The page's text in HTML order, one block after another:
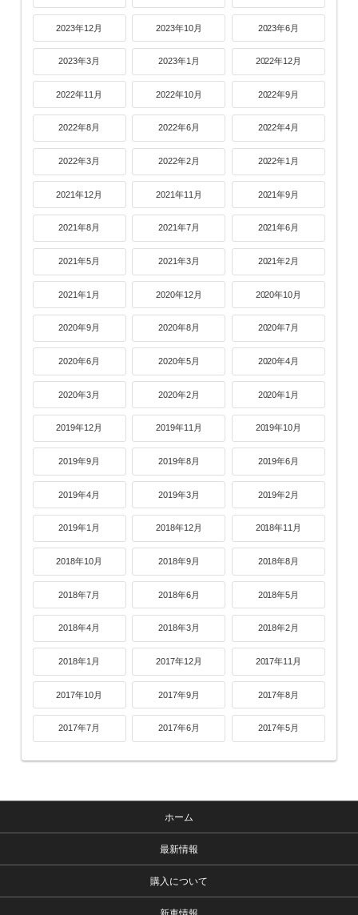
2023年12月 2023年10月 2023年6月
2023年3月 2023年1月 2022年12月
2022年11月 2022年10月 2022年9月
2022年8月 2022年6月 2022年4月
2022年3月 2022年2月 2022年1月
2021年12月 2021年11月 2021年9月
2021年8月 2021年7月 2021年6月
2021年5月 2021年3月 2021年2月
2021年1月 2020年12月 2020年10月
2020年9月 2020年8月 2020年7月
2020年6月 2020年5月 2020年4月
2020年3月 2020年2月 2020年1月
2019年12月 2019年11月 2019年10月
2019年9月 2019年8月 2019年6月
2019年4月 2019年3月 2019年2月
2019年1月 2018年12月 2018年11月
2018年10月 2018年9月 2018年8月
2018年7月 2018年6月 2018年5月
2018年4月 2018年3月 2018年2月
2018年1月 2017年12月 2017年11月
2017年10月 2017年9月 2017年8月
2017年7月 2017年6月 2017年5月
ホーム
最新情報
購入について